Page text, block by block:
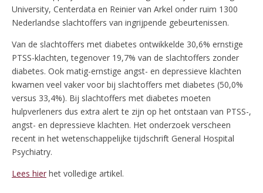
University, Centerdata en Reinier van Arkel onder ruim 1300
Nederlandse slachtoffers van ingrijpende gebeurtenissen.
Van de slachtoffers met diabetes ontwikkelde 30,6% ernstige
PTSS-klachten, tegenover 19,7% van de slachtoffers zonder
diabetes. Ook matig-ernstige angst- en depressieve klachten
kwamen veel vaker voor bij slachtoffers met diabetes (50,0%
versus 33,4%). Bij slachtoffers met diabetes moeten
hulpverleners dus extra alert te zijn op het ontstaan van PTSS-,
angst- en depressieve klachten. Het onderzoek verscheen
recent in het wetenschappelijke tijdschrift General Hospital
Psychiatry.
Lees hier het volledige artikel.